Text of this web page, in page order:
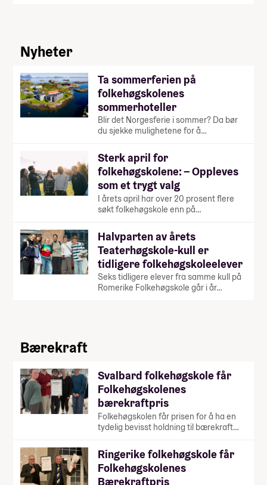
Nyheter
Ta sommerferien på
folkehøgskolenes
sommerhoteller
Blir det Norgesferie i sommer? Da bør
du sjekke mulighetene for å…
Sterk april for
folkehøgskolene: – Oppleves
som et trygt valg
I årets april har over 20 prosent flere
søkt folkehøgskole enn på…
Halvparten av årets
Teaterhøgskole-kull er
tidligere folkehøgskoleelever
Seks tidligere elever fra samme kull på
Romerike Folkehøgskole går i år…
Bærekraft
Svalbard folkehøgskole får
Folkehøgskolenes
bærekraftpris
Folkehøgskolen får prisen for å ha en
tydelig bevisst holdning til bærekraft…
Ringerike folkehøgskole får
Folkehøgskolenes
Bærekraftpris